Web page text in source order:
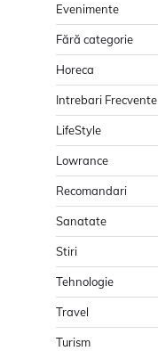
Evenimente
Fără categorie
Horeca
Intrebari Frecvente
LifeStyle
Lowrance
Recomandari
Sanatate
Stiri
Tehnologie
Travel
Turism